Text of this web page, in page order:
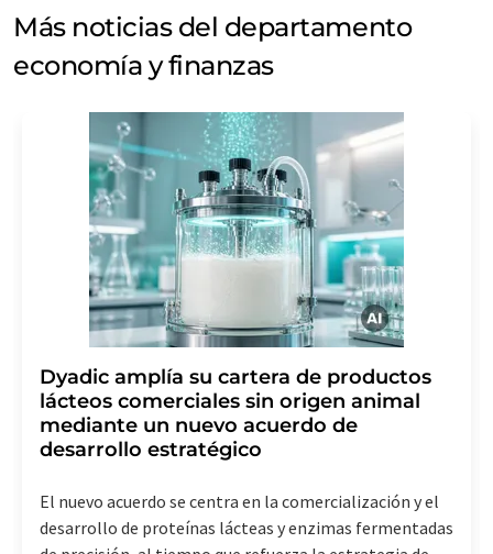
Más noticias del departamento
economía y finanzas
Dyadic amplía su cartera de productos
lácteos comerciales sin origen animal
mediante un nuevo acuerdo de
desarrollo estratégico
El nuevo acuerdo se centra en la comercialización y el
desarrollo de proteínas lácteas y enzimas fermentadas